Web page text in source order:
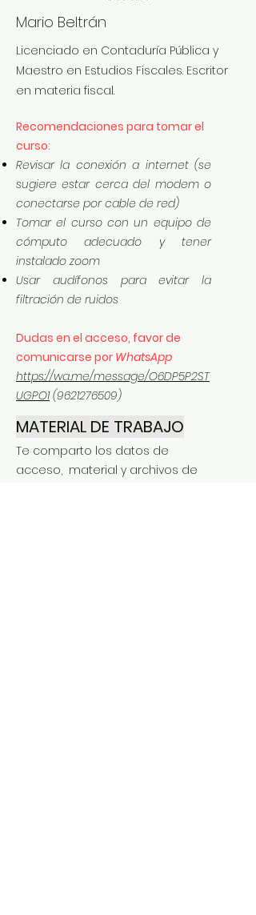
Mario Beltrán
Licenciado en Contaduría Pública y
Maestro en Estudios Fiscales. Escritor
en materia fiscal.
Recomendaciones para tomar el
curso:
Revisar la conexión a internet (se
sugiere estar cerca del modem o
conectarse por cable de red)
Tomar el curso con un equipo de
cómputo adecuado y tener
instalado zoom
Usar audífonos para evitar la
filtración de ruidos
Dudas en el acceso, favor de
comunicarse por WhatsApp
https://wa.me/message/O6DP5P2ST
UGPO1 (9621276509)
MATERIAL DE TRABAJO
Te comparto los datos de
acceso, material y archivos de